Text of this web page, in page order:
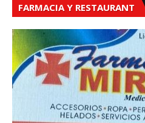
FARMACIA Y RESTAURANT